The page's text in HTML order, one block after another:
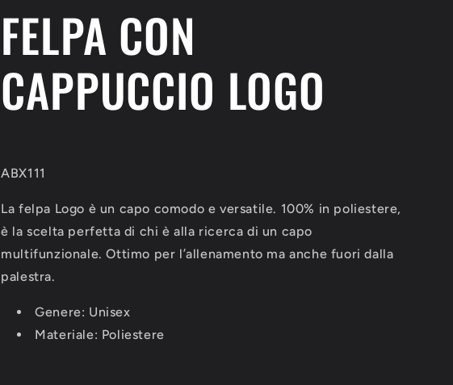
1947
1947
ABX111
FELPA CON
CAPPUCCIO LOGO
ABX111
La felpa Logo è un capo comodo e versatile. 100% in poliestere,
è la scelta perfetta di chi è alla ricerca di un capo
multifunzionale. Ottimo per l’allenamento ma anche fuori dalla
palestra.
Genere: Unisex
Materiale: Poliestere